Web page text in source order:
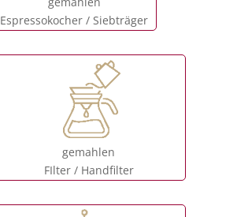
Espressokocher / Siebträger
gemahlen
FIlter / Handfilter